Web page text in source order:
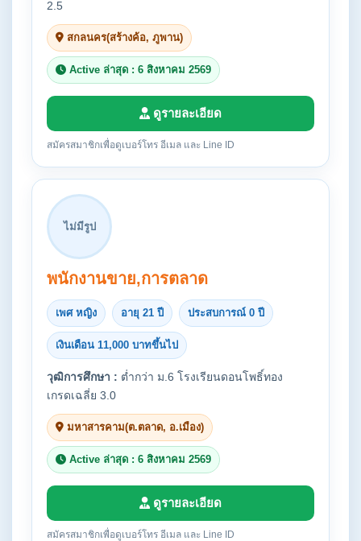
2.5
สกลนคร(สร้างค้อ, ภูพาน)
Active ล่าสุด : 6 สิงหาคม 2569
ดูรายละเอียด
สมัครสมาชิกเพื่อดูเบอร์โทร อีเมล และ Line ID
ไม่มีรูป
พนักงานขาย,การตลาด
เพศ หญิง อายุ 21 ปี ประสบการณ์ 0 ปี
เงินเดือน 11,000 บาทขึ้นไป
วุฒิการศึกษา : ต่ำกว่า ม.6 โรงเรียนดอนโพธิ์ทอง
เกรดเฉลี่ย 3.0
มหาสารคาม(ต.ตลาด, อ.เมือง)
Active ล่าสุด : 6 สิงหาคม 2569
ดูรายละเอียด
สมัครสมาชิกเพื่อดูเบอร์โทร อีเมล และ Line ID